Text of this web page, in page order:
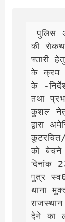
पुलिस अधीक्षक जौनपुर के द्वारा अपराध
की
फ्तारी
के क्रम
के -
तथा
कुशल
द्वारा
को बेचने
दिनांक
पुत्र
थाना
देने का